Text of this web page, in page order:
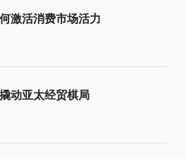
激活消费市场活力
动亚太经贸棋局